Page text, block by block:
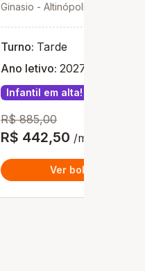
Ginasio - Altinópolis - SP
Turno: Tarde
Ano letivo: 2027
Infantil em alta!
R$ 885,00
R$ 442,50 /mês
Ver bolsa